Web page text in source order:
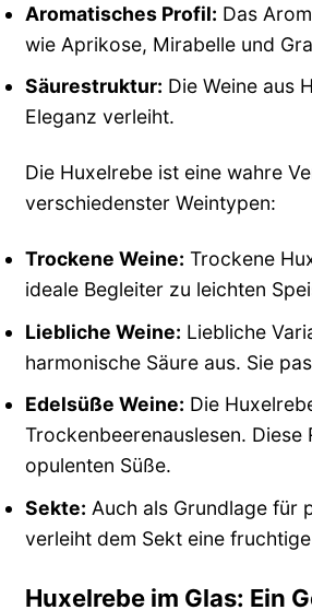
Aromatisches Profil: Das
wie Aprikose, Mirabelle und
Säurestruktur: Die Weine aus
Eleganz verleiht.
Die Huxelrebe ist eine wahre
verschiedenster Weintypen:
Trockene Weine: Trockene
ideale Begleiter zu leichten
Liebliche Weine: Liebliche
harmonische Säure aus. Sie
Edelsüße Weine: Die
Trockenbeerenauslesen.
opulenten Süße.
Sekte: Auch als Grundlage für
verleiht dem Sekt eine
Huxelrebe im Glas: Ein